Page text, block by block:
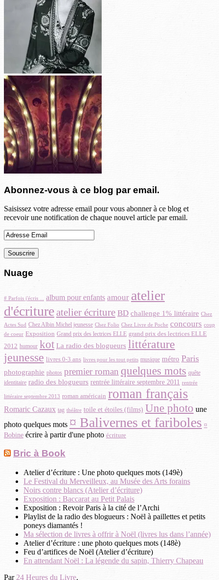
Abonnez-vous à ce blog par email.
Saisissez votre adresse email pour vous abonner à ce blog et
recevoir une notification de chaque nouvel article par email.
Adresse
Email
Nuage
# Parfois j'écris ... album pour enfants amour atelier
d'écritureatelier écriture BD challenge 1% littéraire Chez
Actes Sud Chez Albin Michel jeunesse Chez Folio Chez Livre de Poche concours coup
de coeur Exposition Grand prix des lectrices ELLE grand prix des lectrices ELLE
2012 humour kot La radio des blogueurs littérature
jeunesse livres 0-3 ans livres pour les tout petits musique métro Paris
photographie photos premier roman quelques mots quête
identitaire radio des blogueurs rentrée littéraire septembre 2011 rentrée
littéraire septembre 2013 roman américain roman français
Romaric Cazaux tag théâtre toile et étoiles (films) Une photo une
photo quelques mots ¤ Balivernes et fariboles ¤
Bobine écrire à partir d'une photo écriture
Bric à Book
Atelier d’écriture : Une photo quelques mots (149è)
Le Festival du Merveilleux, au Musée des Arts forains
Noirs contre blancs (Atelier d’écriture)
Exposition : Baccarat au Petit Palais
Exposition : Revoir Paris à la cité de l’Archi
Playlist de la radio des blogueurs : Noël à paillettes et petits
poneys diamantés !
Ma sélection de livres à offrir à Noël (livres lus dans l’année)
Atelier d’écriture : une photo quelques mots (148è)
Feu d’artifices de Noël (Atelier d’écriture)
En attendant Noël : La légende du sapin, Thierry Chapeau
Par 24 Heures du Livre.